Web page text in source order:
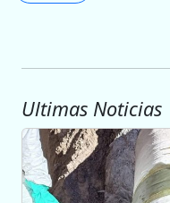
Ultimas Noticias